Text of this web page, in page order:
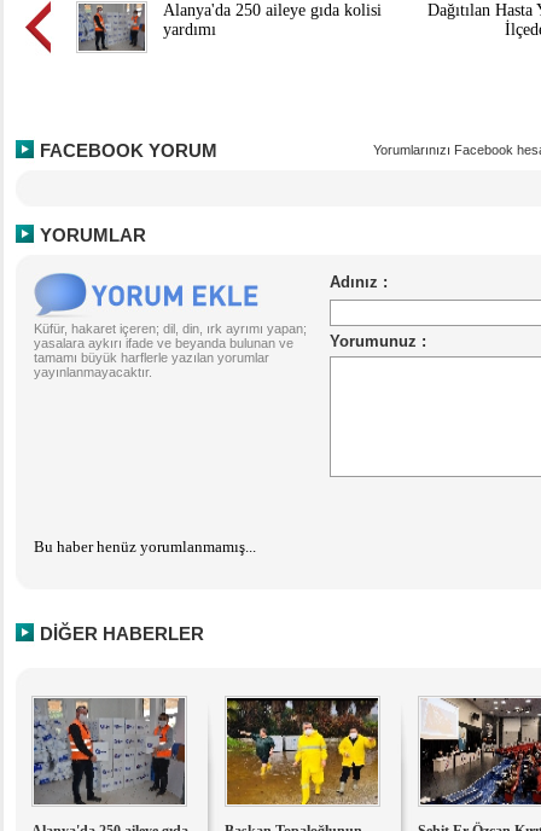
Alanya'da 250 aileye gıda kolisi
yardımı
Dağıtılan Hasta
FACEBOOK YORUM Yorumlarınızı Facebook
YORUMLAR
Küfür, hakaret içeren; dil, din, ırk ayrımı yapan;
yasalara aykırı ifade ve beyanda bulunan ve
tamamı büyük harflerle yazılan yorumlar
yayınlanmayacaktır.
Bu haber henüz yorumlanmamış...
DİĞER HABERLER